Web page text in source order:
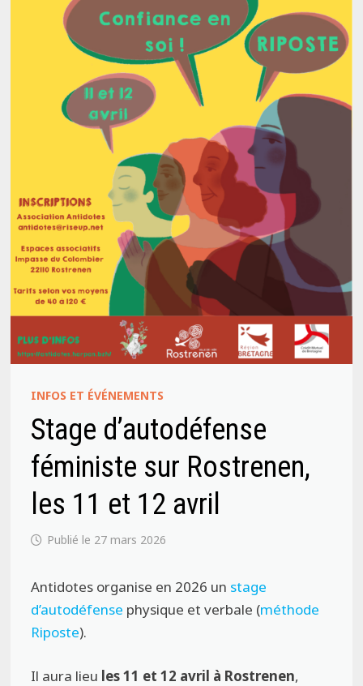
INFOS ET ÉVÉNEMENTS
Stage d’autodéfense
féministe sur Rostrenen,
les 11 et 12 avril
27 mars 2026
Antidotes organise en 2026 un stage
d’autodéfense physique et verbale (méthode
Riposte).
Il aura lieu les 11 et 12 avril à Rostrenen,